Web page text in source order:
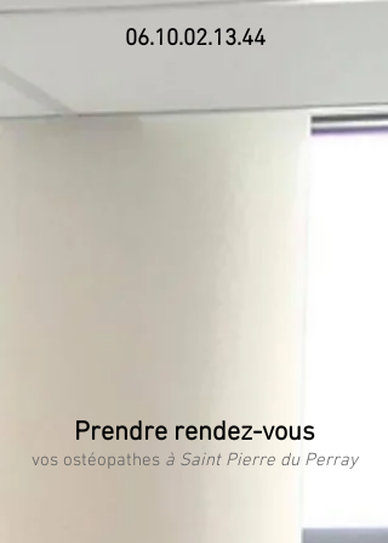
06.10.02.13.44
1 rue de la Mare à Tissier
Prendre rendez-vous
vos ostéopathes à Saint Pierre du Perray